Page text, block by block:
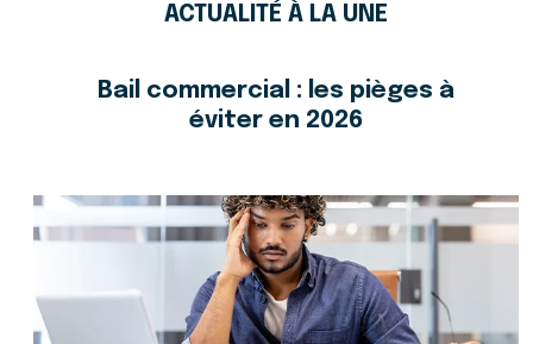
ACTUALITÉ À LA UNE
Bail commercial : les pièges à
éviter en 2026